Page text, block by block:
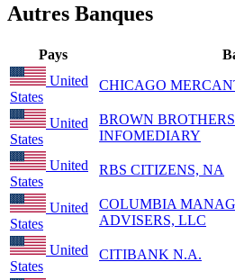
Autres Banques
Pays
United
States
CHICAGO
United
States
BROWN
INFOMEDIARY
United
States
RBS CITIZENS, NA
United
States
COLUMBIA
ADVISERS, LLC
United
States
CITIBANK N.A.